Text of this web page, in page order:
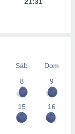
Sáb
Dom
8 9
15 16